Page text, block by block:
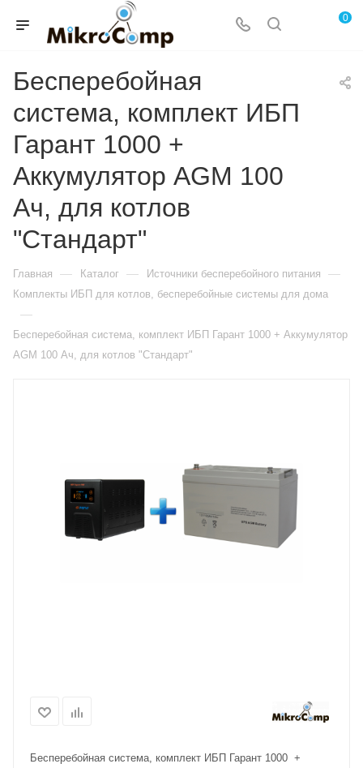
0
Бесперебойная
система, комплект ИБП
Гарант 1000 +
Аккумулятор AGM 100
Ач, для котлов
"Стандарт"
Главная — Каталог — Источники бесперебойного питания —
Комплекты ИБП для котлов, бесперебойные системы для дома
—
Бесперебойная система, комплект ИБП Гарант 1000 + Аккумулятор
AGM 100 Ач, для котлов "Стандарт"
Бесперебойная система, комплект ИБП Гарант 1000 +